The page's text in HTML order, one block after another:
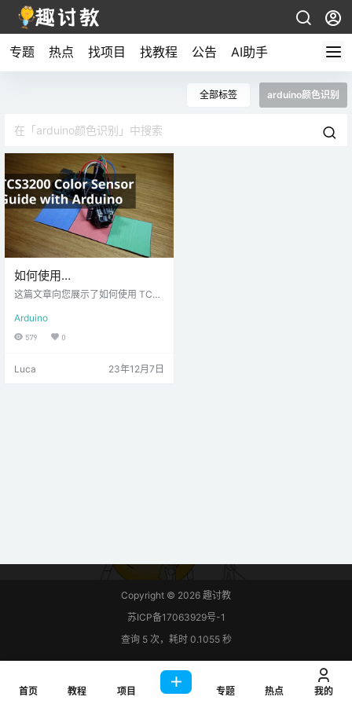
专题 热点 找项目 找教程 公告 AI助手
全部标签 arduino颜色识别
如何使用
TCS230/TCS3200 颜色传
这篇文章向您展示了如何使用 TCS2
uino 检测颜色。 TCS3200颜色传
感器可以根据波长检测各种颜色。
纸读取等。 介绍 TCS3200颜色传
Arduino
579 0
Luca 23年12月7日
Copyright © 2026 趣讨教
苏ICP备17063929号-1
查询 5 次，耗时 0.1055 秒
首页 教程 项目 专题 热点 我的